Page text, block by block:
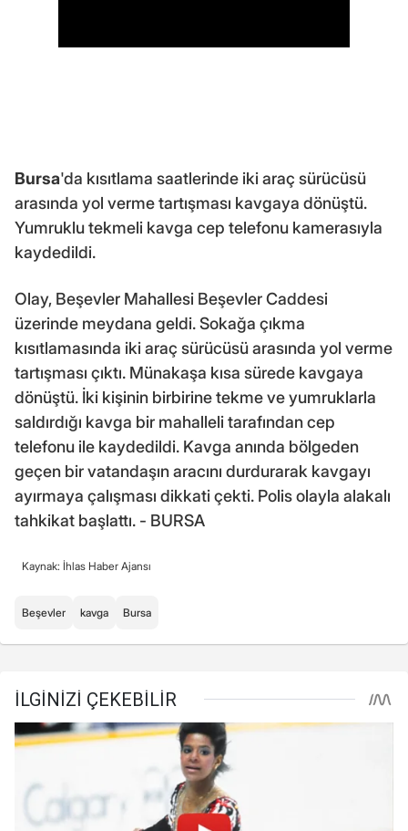
Bursa'da kısıtlama saatlerinde iki araç sürücüsü
arasında yol verme tartışması kavgaya dönüştü.
Yumruklu tekmeli kavga cep telefonu kamerasıyla
kaydedildi.
Olay, Beşevler Mahallesi Beşevler Caddesi
üzerinde meydana geldi. Sokağa çıkma
kısıtlamasında iki araç sürücüsü arasında yol verme
tartışması çıktı. Münakaşa kısa sürede kavgaya
dönüştü. İki kişinin birbirine tekme ve yumruklarla
saldırdığı kavga bir mahalleli tarafından cep
telefonu ile kaydedildi. Kavga anında bölgeden
geçen bir vatandaşın aracını durdurarak kavgayı
ayırmaya çalışması dikkati çekti. Polis olayla alakalı
tahkikat başlattı. - BURSA
Kaynak: İhlas Haber Ajansı
Beşevler kavga Bursa